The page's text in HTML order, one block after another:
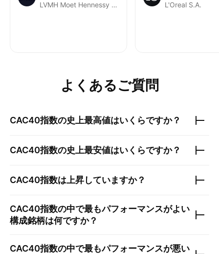
LVMH Moet Hennessy Louis Vuitton SE L'Oreal S.A.
よくあるご質問
CAC40指数の史上最高値はいくらですか？
CAC40指数の史上最安値はいくらですか？
CAC40指数は上昇していますか？
CAC40指数の中で最もパフォーマンスがよい
構成銘柄は何ですか？
CAC40指数の中で最もパフォーマンスが悪い